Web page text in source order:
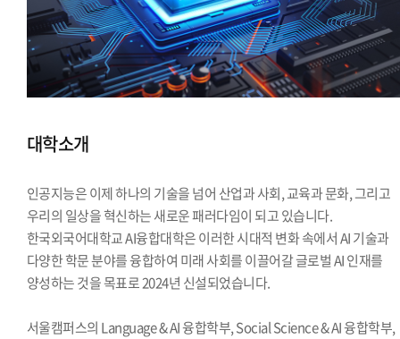
대학소개
인공지능은 이제 하나의 기술을 넘어 산업과 사회, 교육과 문화, 그리고
우리의 일상을 혁신하는 새로운 패러다임이 되고 있습니다.
한국외국어대학교 AI융합대학은 이러한 시대적 변화 속에서 AI 기술과
다양한 학문 분야를 융합하여 미래 사회를 이끌어갈 글로벌 AI 인재를
양성하는 것을 목표로 2024년 신설되었습니다.
서울캠퍼스의 Language & AI 융합학부, Social Science & AI 융합학부,